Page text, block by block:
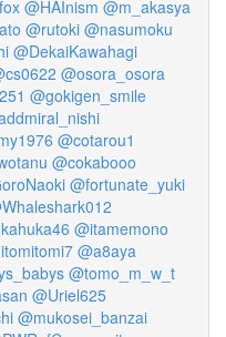
@HAInism @m_akasya
@rutoki @nasumoku
@DekaiKawahagi
@osora_osora
@gokigen_smile
@cotarou1
@cokabooo
@fortunate_yuki
@itamemono
@a8aya
@tomo_m_w_t
@Uriel625
@mukosei_banzai